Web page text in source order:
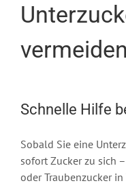
vermeiden
Schnelle Hilfe
Sobald Sie eine
sofort Zucker zu sich
oder Traubenzucker